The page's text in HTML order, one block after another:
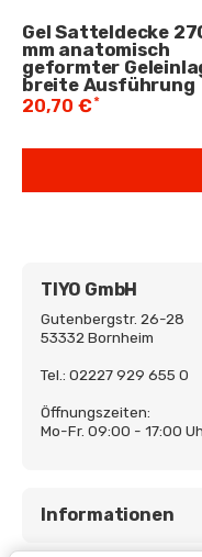
Gel Satteldecke
mm anatomisch
geformter
breite Ausführung
20,70 €*
TIYO GmbH
Gutenbergstr. 26-28
53332 Bornheim
Tel.: 02227 929 655 0
Öffnungszeiten:
Mo-Fr. 09:00 - 17:00 Uh
Informationen